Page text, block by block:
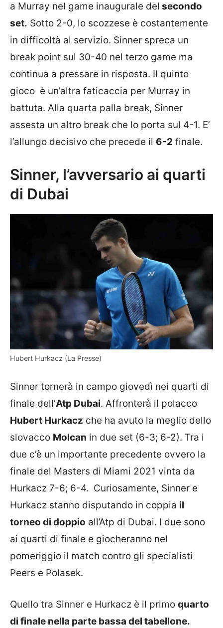
a Murray nel game inaugurale del secondo
set. Sotto 2-0, lo scozzese è costantemente
in difficoltà al servizio. Sinner spreca un
break point sul 30-40 nel terzo game ma
continua a pressare in risposta. Il quinto
gioco è un’altra faticaccia per Murray in
battuta. Alla quarta palla break, Sinner
assesta un altro break che lo porta sul 4-1. E’
l’allungo decisivo che precede il 6-2 finale.
Sinner, l’avversario ai quarti
di Dubai
Hubert Hurkacz (La Presse)
Sinner tornerà in campo giovedì nei quarti di
finale dell’Atp Dubai. Affronterà il polacco
Hubert Hurkacz che ha avuto la meglio dello
slovacco Molcan in due set (6-3; 6-2). Tra i
due c’è un importante precedente ovvero la
finale del Masters di Miami 2021 vinta da
Hurkacz 7-6; 6-4. Curiosamente, Sinner e
Hurkacz stanno disputando in coppia il
torneo di doppio all’Atp di Dubai. I due sono
ai quarti di finale e giocheranno nel
pomeriggio il match contro gli specialisti
Peers e Polasek.
Quello tra Sinner e Hurkacz è il primo quarto
di finale nella parte bassa del tabellone.